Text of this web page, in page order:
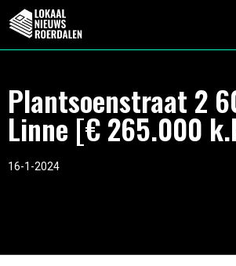
Plantsoenstraat 2
Linne [€ 265.000
16-1-2024